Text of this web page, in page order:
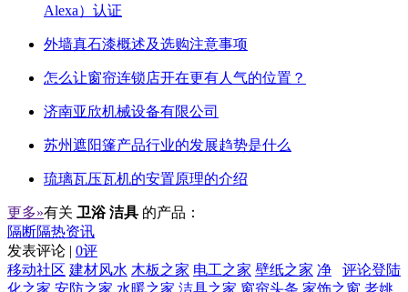
Alexa）认证
外墙真石漆概述及选购注意事项
怎么让窗帘连锁店开在更有人气的位置？
济南亚欣机械设备有限公司
苏州遮阳篷产品行业的发展趋势是什么
琉璃瓦压瓦机的安置原理的介绍
更多»有关 卫浴 洁具 的产品：
隔断隔热资讯
发表评论 | 0评
评论登陆
移动社区 建材风水 木板之家 电工之家 壁纸之家 净
化之家 安防之家 水暖之家 洁具之家 窗帘头条 家饰之窗 老姚